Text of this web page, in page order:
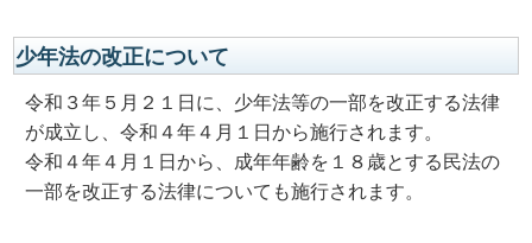
少年法の改正について
令和３年５月２１日に、少年法等の一部を改正する法律
が成立し、令和４年４月１日から施行されます。
令和４年４月１日から、成年年齢を１８歳とする民法の
一部を改正する法律についても施行されます。